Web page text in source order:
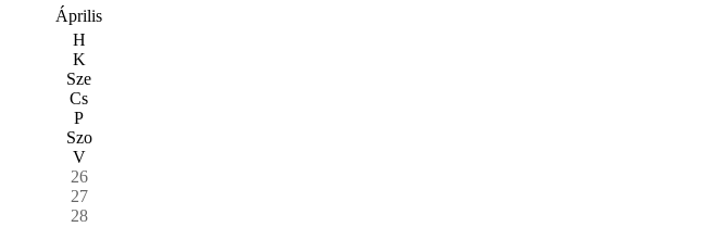
Április
H
K
Sze
Cs
P
Szo
V
26
27
28